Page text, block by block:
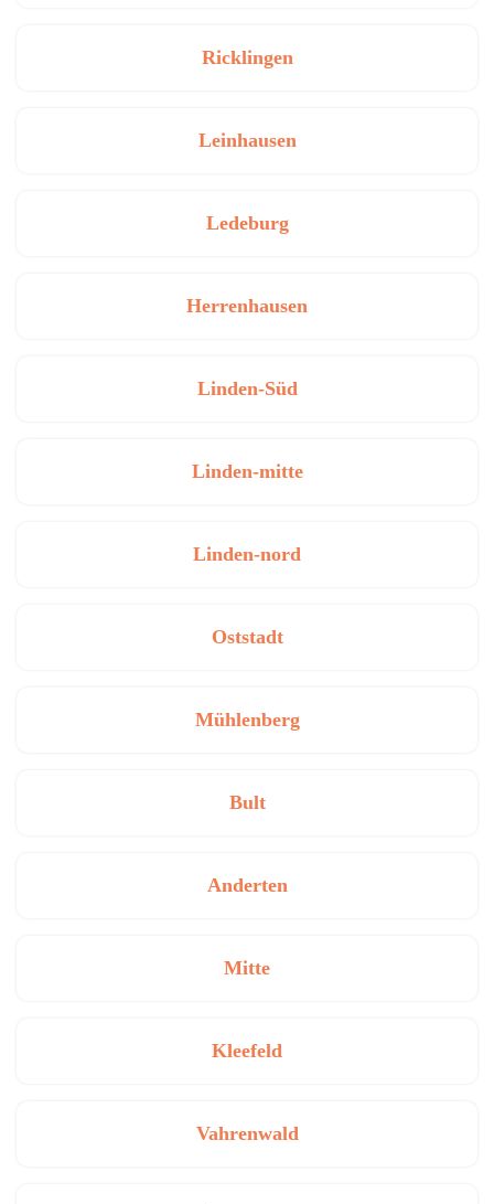
Ricklingen
Leinhausen
Ledeburg
Herrenhausen
Linden-Süd
Linden-mitte
Linden-nord
Oststadt
Mühlenberg
Bult
Anderten
Mitte
Kleefeld
Vahrenwald